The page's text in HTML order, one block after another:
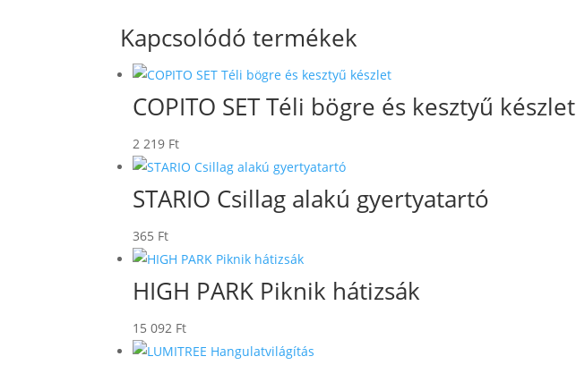
Kapcsolódó termékek
COPITO SET Téli bögre és kesztyű készlet
2 219 Ft
STARIO Csillag alakú gyertyatartó
365 Ft
HIGH PARK Piknik hátizsák
15 092 Ft